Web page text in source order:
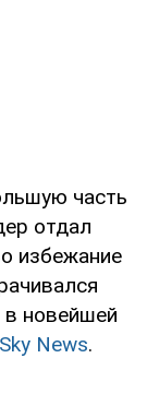
часть
отдал
избежание
новейшей
Sky News.